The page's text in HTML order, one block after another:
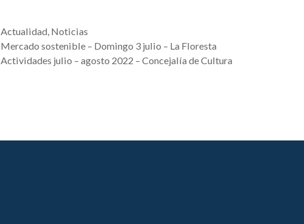
Categorías
Actualidad, Noticias
Mercado sostenible – Domingo 3 julio – La Floresta
Actividades julio – agosto 2022 – Concejalía de Cultura